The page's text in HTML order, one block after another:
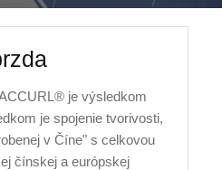
je výsledkom
je spojenie tvorivosti,
v Číne" s celkovou
čínskej a európskej